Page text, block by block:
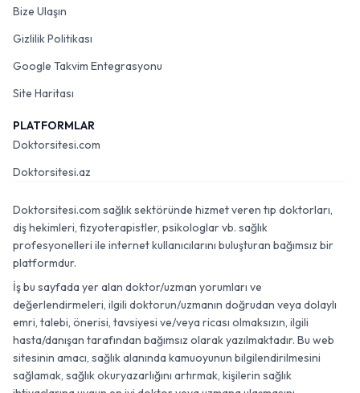
Bize Ulaşın
Gizlilik Politikası
Google Takvim Entegrasyonu
Site Haritası
PLATFORMLAR
Doktorsitesi.com
Doktorsitesi.az
Doktorsitesi.com sağlık sektöründe hizmet veren tıp doktorları,
diş hekimleri, fizyoterapistler, psikologlar vb. sağlık
profesyonelleri ile internet kullanıcılarını buluşturan bağımsız bir
platformdur.
İş bu sayfada yer alan doktor/uzman yorumları ve
değerlendirmeleri, ilgili doktorun/uzmanın doğrudan veya dolaylı
emri, talebi, önerisi, tavsiyesi ve/veya ricası olmaksızın, ilgili
hasta/danışan tarafından bağımsız olarak yazılmaktadır. Bu web
sitesinin amacı, sağlık alanında kamuoyunun bilgilendirilmesini
sağlamak, sağlık okuryazarlığını artırmak, kişilerin sağlık